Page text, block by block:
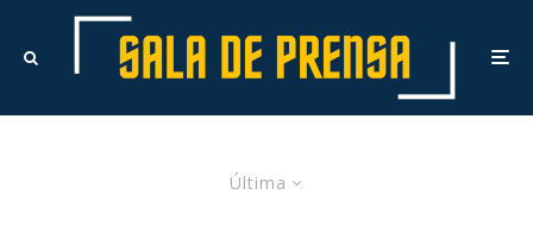
Última